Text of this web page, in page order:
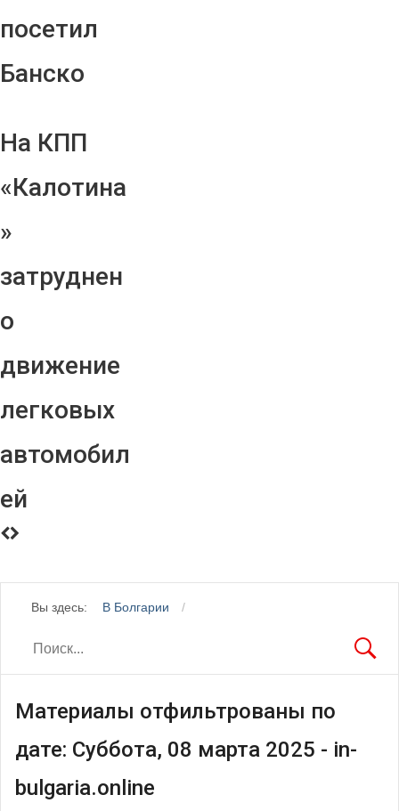
посетил
Банско
На КПП
«Калотина
»
затруднен
о
движение
легковых
автомобил
ей
Вы здесь: В Болгарии
Материалы отфильтрованы по
дате: Суббота, 08 марта 2025 - in-
bulgaria.online